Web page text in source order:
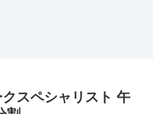
スペシャリスト 午